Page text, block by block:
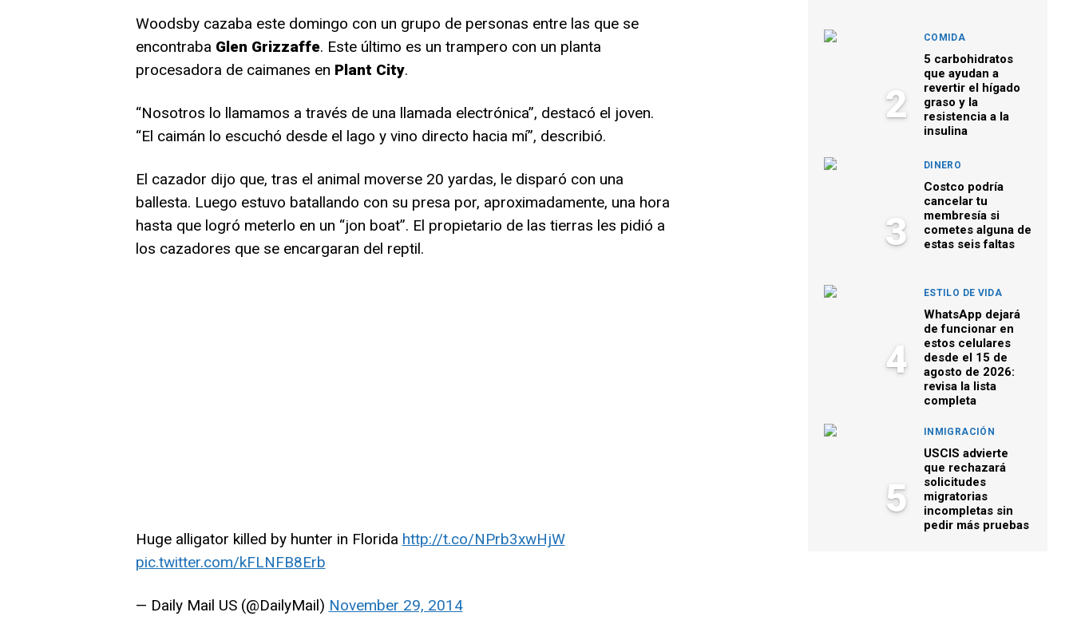
Woodsby cazaba este domingo con un grupo de personas entre las que se
encontraba Glen Grizzaffe. Este último es un trampero con un planta
procesadora de caimanes en Plant City.
“Nosotros lo llamamos a través de una llamada electrónica”, destacó el joven.
“El caimán lo escuchó desde el lago y vino directo hacia mí”, describió.
El cazador dijo que, tras el animal moverse 20 yardas, le disparó con una
ballesta. Luego estuvo batallando con su presa por, aproximadamente, una hora
hasta que logró meterlo en un “jon boat”. El propietario de las tierras les pidió a
los cazadores que se encargaran del reptil.
Huge alligator killed by hunter in Florida http://t.co/NPrb3xwHjW
pic.twitter.com/kFLNFB8Erb
— Daily Mail US (@DailyMail) November 29, 2014
2
COMIDA
5 carbohidratos
que ayudan a
revertir el hígado
graso y la
resistencia a la
insulina
3
DINERO
Costco podría
cancelar tu
membresía si
cometes alguna de
estas seis faltas
4
ESTILO DE VIDA
WhatsApp dejará
de funcionar en
estos celulares
desde el 15 de
agosto de 2026:
revisa la lista
completa
5
INMIGRACIÓN
USCIS advierte
que rechazará
solicitudes
migratorias
incompletas sin
pedir más pruebas